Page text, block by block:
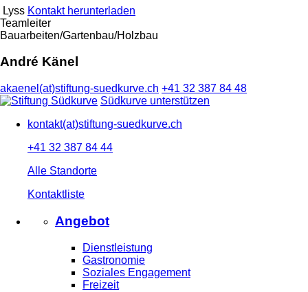
Lyss Kontakt herunterladen
Teamleiter
Bauarbeiten/Gartenbau/Holzbau
André Känel
akaenel(at)stiftung-suedkurve.ch +41 32 387 84 48
Südkurve unterstützen
kontakt(at)stiftung-suedkurve.ch
+41 32 387 84 44
Alle Standorte
Kontaktliste
Angebot
Dienstleistung
Gastronomie
Soziales Engagement
Freizeit